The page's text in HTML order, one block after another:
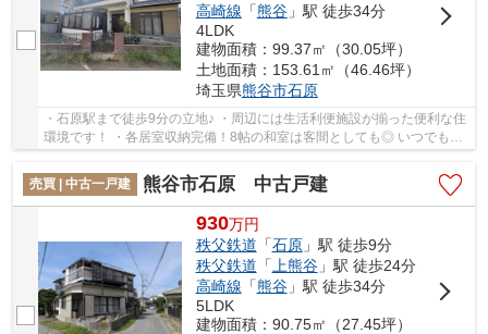
高崎線 「熊谷」駅 徒歩34分
4LDK
建物面積：99.37㎡（30.05坪）
土地面積：153.61㎡（46.46坪）
埼玉県熊谷市石原
・石原駅まで徒歩9分の立地♪ ・周辺には生活利便施設が揃った便利な住
環境です！ ・各居室収納完備！8帖の和室は客間としても◎ いつでもお
気軽にお声がけください♪ 駅からの送迎が必...
売買 | 中古一戸建
熊谷市石原 中古戸建
930万円
秩父鉄道 「石原」駅 徒歩9分
秩父鉄道 「 上熊谷」駅 徒歩24分
高崎線 「熊谷」駅 徒歩34分
5LDK
建物面積：90.75㎡（27.45坪）